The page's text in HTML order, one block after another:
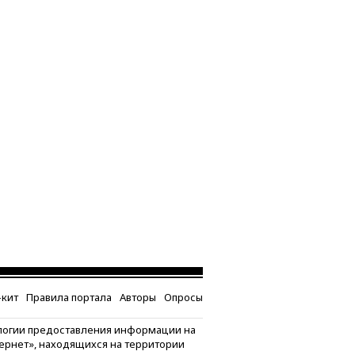
Правила портала Авторы Опросы
предоставления информации на
находящихся на территории